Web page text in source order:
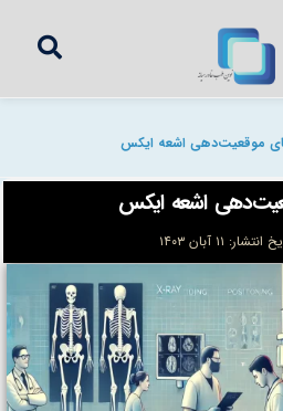
موقعیت‌دهی اشعه ایکس
اشعه ایکس
انتشار: